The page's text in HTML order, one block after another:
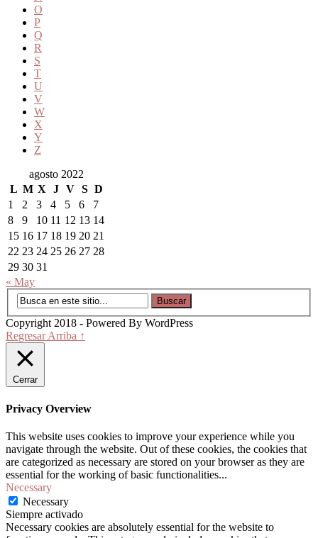
O
P
Q
R
S
T
U
V
W
X
Y
Z
agosto 2022
L M X J V S D
1
2 3 4 5 6
7
8
9 10 11 12 13 14
15 16 17 18 19 20 21
22 23 24 25 26 27 28
29 30 31
« May
Copyright 2018 - Powered By WordPress
Regresar Arriba ↑
Cerrar
Privacy Overview
This website uses cookies to improve your experience while you
navigate through the website. Out of these cookies, the cookies that
are categorized as necessary are stored on your browser as they are
essential for the working of basic functionalities...
Necessary
Necessary
Siempre activado
Necessary cookies are absolutely essential for the website to